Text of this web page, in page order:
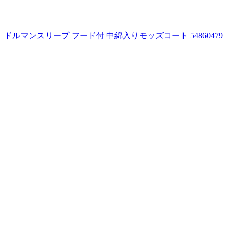
ドルマンスリーブ フード付 中綿入りモッズコート 54860479